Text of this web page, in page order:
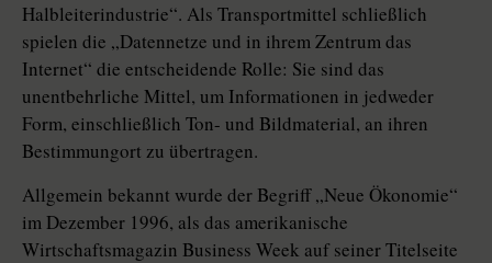
Halbleiterindustrie“. Als Transportmittel schließlich
spielen die „Datennetze und in ihrem Zentrum das
Internet“ die entscheidende Rolle: Sie sind das
unentbehrliche Mittel, um Informationen in jedweder
Form, einschließlich Ton- und Bildmaterial, an ihren
Bestimmungort zu übertragen.
Allgemein bekannt wurde der Begriff „Neue Ökonomie“
im Dezember 1996, als das amerikanische
Wirtschaftsmagazin Business Week auf seiner Titelseite